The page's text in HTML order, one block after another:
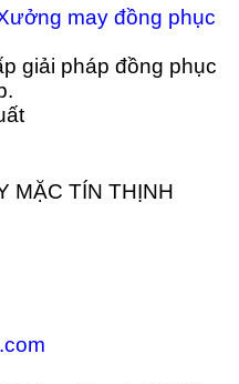
giải pháp đồng phục
MẶC TÍN THỊNH